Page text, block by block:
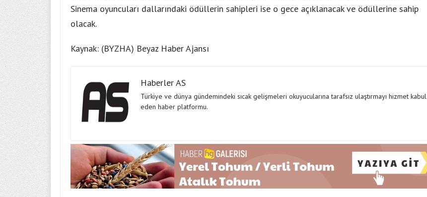
Sinema oyuncuları dallarındaki ödüllerin sahipleri ise o gece açıklanacak ve ödüllerine sahip
olacak.
Kaynak: (BYZHA) Beyaz Haber Ajansı
Haberler AS
Türkiye ve dünya gündemindeki sıcak gelişmeleri okuyucularına tarafsız ulaştırmayı hizmet kabul
eden haber platformu.